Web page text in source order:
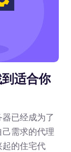
适合你
已经成为了
需求的代理
的住宅代